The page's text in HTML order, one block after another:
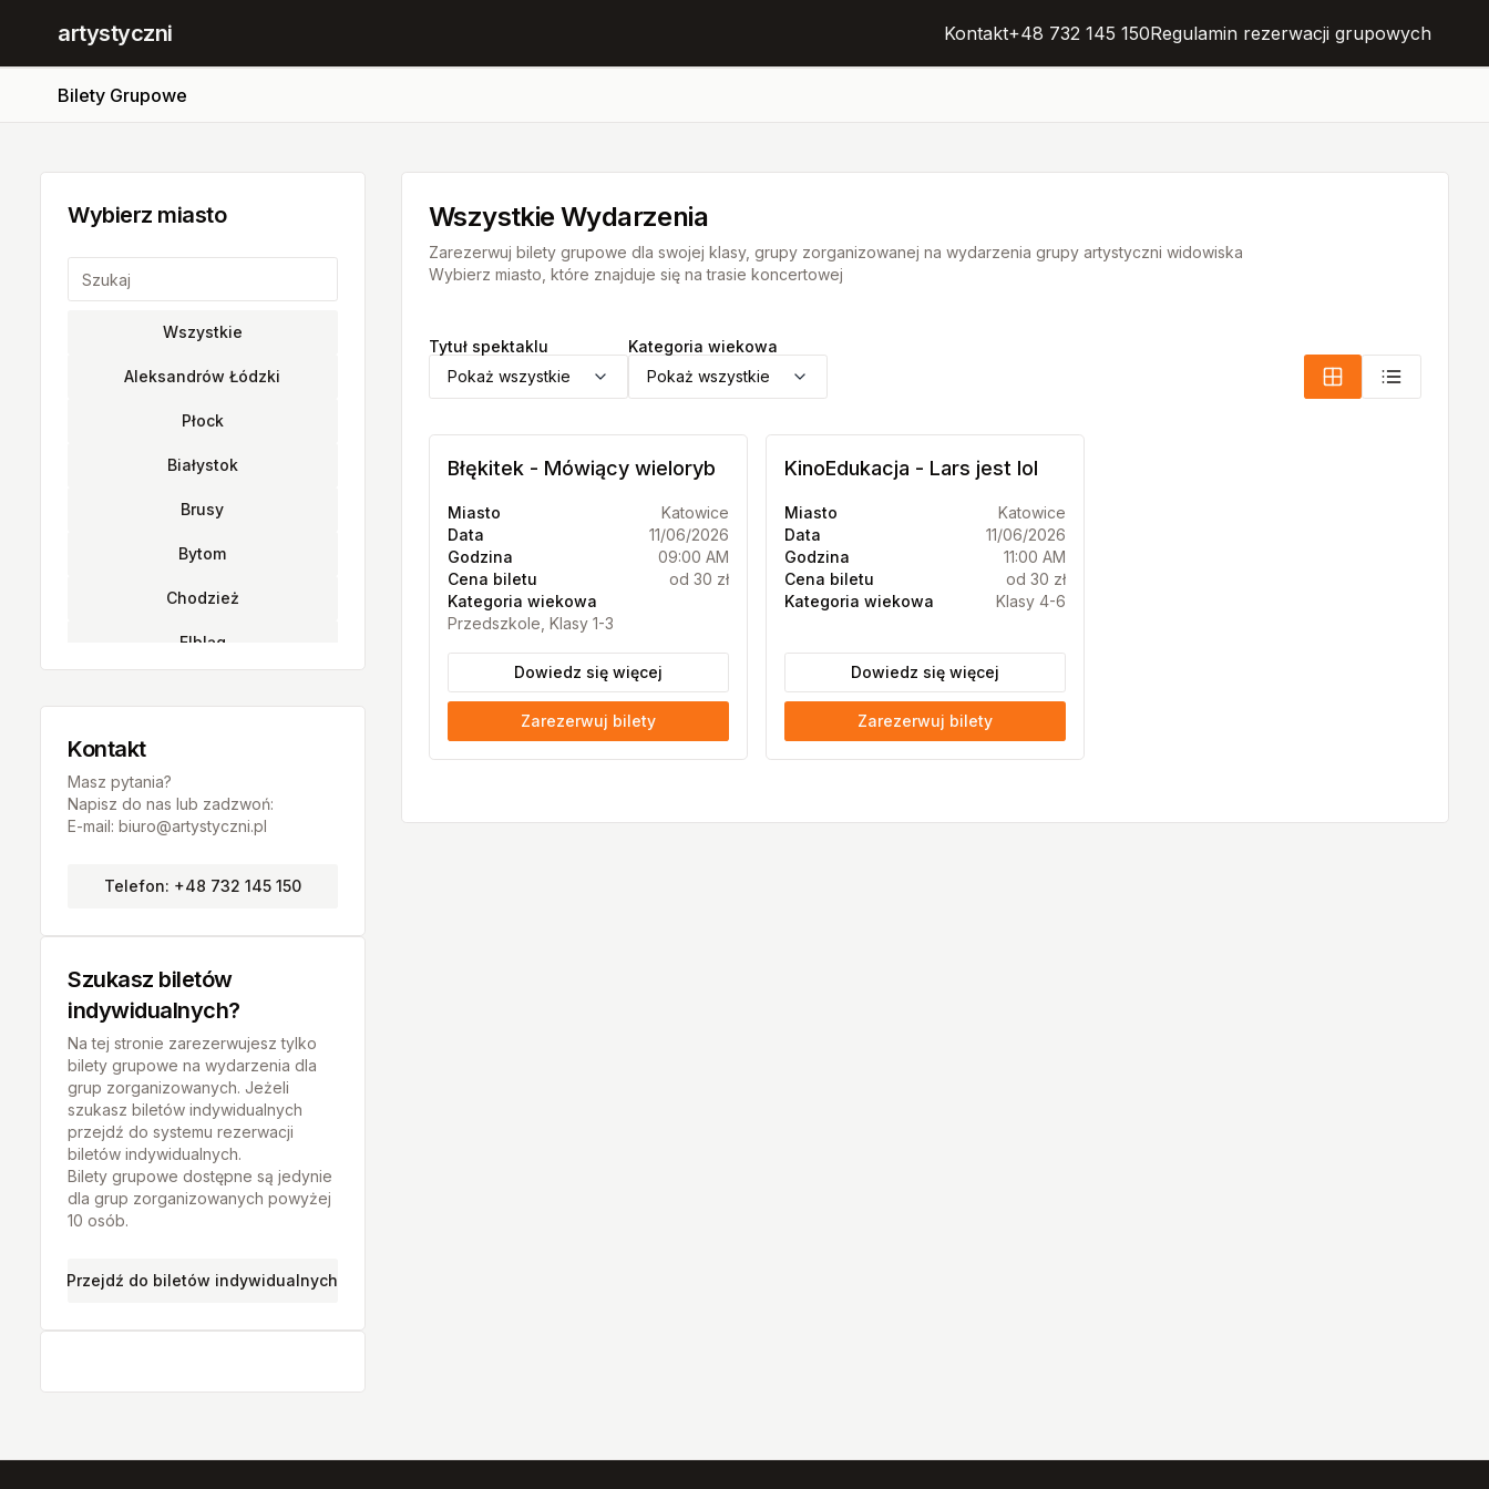
artystyczni Kontakt+48 732 145 150Regulamin rezerwacji grupowych
Bilety Grupowe
Wybierz miasto
Wszystkie
Aleksandrów Łódzki
Płock
Białystok
Brusy
Bytom
Chodzież
Elbląg
Grudziądz
Inowrocław
Kwidzyn
Lębork
Lublin
Łowicz
Olsztyn
Kontakt
Masz pytania?
Napisz do nas lub zadzwoń:
E-mail: biuro@artystyczni.pl
Telefon: +48 732 145 150
Szukasz biletów
indywidualnych?
Na tej stronie zarezerwujesz tylko
bilety grupowe na wydarzenia dla
grup zorganizowanych. Jeżeli
szukasz biletów indywidualnych
przejdź do systemu rezerwacji
biletów indywidualnych.
Bilety grupowe dostępne są jedynie
dla grup zorganizowanych powyżej
10 osób.
Przejdź do biletów indywidualnych
Wszystkie Wydarzenia
Zarezerwuj bilety grupowe dla swojej klasy, grupy zorganizowanej na wydarzenia grupy artystyczni widowiska
Wybierz miasto, które znajduje się na trasie koncertowej
Tytuł spektaklu
Pokaż wszystkie
Kategoria wiekowa
Pokaż wszystkie
Błękitek - Mówiący wieloryb
Miasto
Katowice
Data
11/06/2026
Godzina
09:00 AM
Cena biletu
od 30 zł
Kategoria wiekowa
Przedszkole, Klasy 1-3
Dowiedz się więcej
Zarezerwuj bilety
KinoEdukacja - Lars jest lol
Miasto
Katowice
Data
11/06/2026
Godzina
11:00 AM
Cena biletu
od 30 zł
Kategoria wiekowa
Klasy 4-6
Dowiedz się więcej
Zarezerwuj bilety